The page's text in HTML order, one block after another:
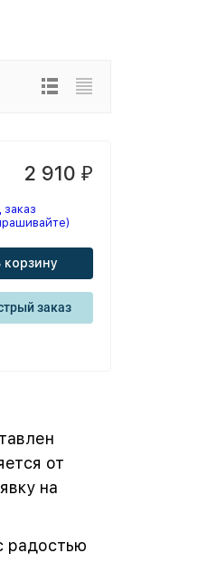
2 910 ₽
корзину
заказ
от
на
радостью